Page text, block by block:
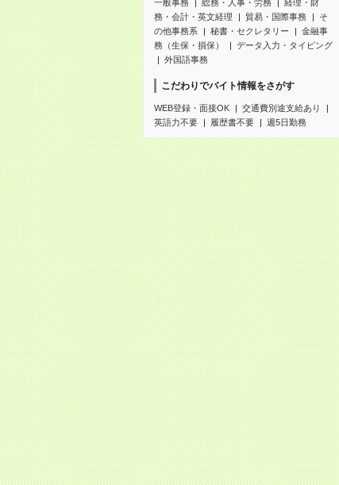
一般事務 総務・人事・労務
経理・財
務・会計・英文経理
貿易・国際事務
そ
の他事務系
秘書・セクレタリー
金融事
務（生保・損保）
データ入力・タイピング
外国語事務
こだわりでバイト情報をさがす
WEB登録・面接OK
交通費別途支給あり
英語力不要
履歴書不要 週5日勤務